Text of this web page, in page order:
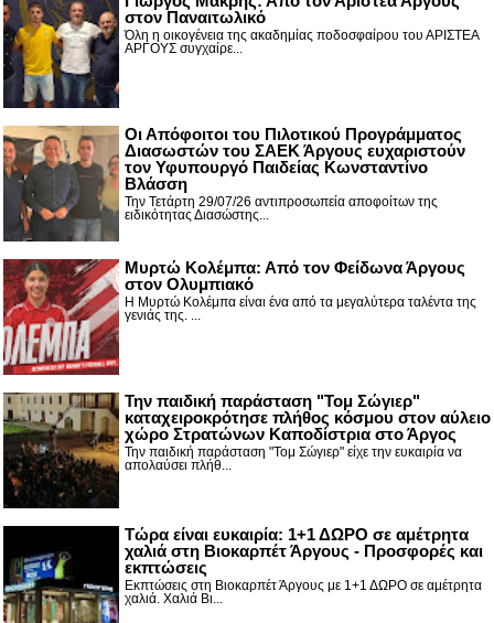
στον Παναιτωλικό
Όλη η οικογένεια της ακαδημίας ποδοσφαίρου του ΑΡΙΣΤΕΑ
ΑΡΓΟΥΣ συγχαίρε...
Οι Απόφοιτοι του Πιλοτικού Προγράμματος
Διασωστών του ΣΑΕΚ Άργους ευχαριστούν
τον Υφυπουργό Παιδείας Κωνσταντίνο
Βλάσση
Την Τετάρτη 29/07/26 αντιπροσωπεία αποφοίτων της
ειδικότητας Διασώστης...
Μυρτώ Κολέμπα: Από τον Φείδωνα Άργους
στον Ολυμπιακό
Η Μυρτώ Κολέμπα είναι ένα από τα μεγαλύτερα ταλέντα της
γενιάς της. ...
Την παιδική παράσταση "Τομ Σώγιερ"
καταχειροκρότησε πλήθος κόσμου στον αύλειο
χώρο Στρατώνων Καποδίστρια στο Άργος
Την παιδική παράσταση "Τομ Σώγιερ" είχε την ευκαιρία να
απολαύσει πλήθ...
Τώρα είναι ευκαιρία: 1+1 ΔΩΡΟ σε αμέτρητα
χαλιά στη Βιοκαρπέτ Άργους - Προσφορές και
εκπτώσεις
Εκπτώσεις στη Βιοκαρπέτ Άργους με 1+1 ΔΩΡΟ σε αμέτρητα
χαλιά. Χαλιά Βι...